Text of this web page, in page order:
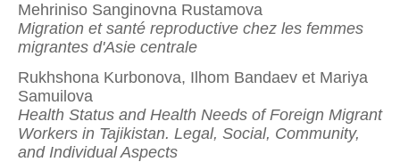
Mehriniso Sanginovna Rustamova
Migration et santé reproductive chez les femmes
migrantes d'Asie centrale
Rukhshona Kurbonova, Ilhom Bandaev et Mariya
Samuilova
Health Status and Health Needs of Foreign Migrant
Workers in Tajikistan. Legal, Social, Community,
and Individual Aspects